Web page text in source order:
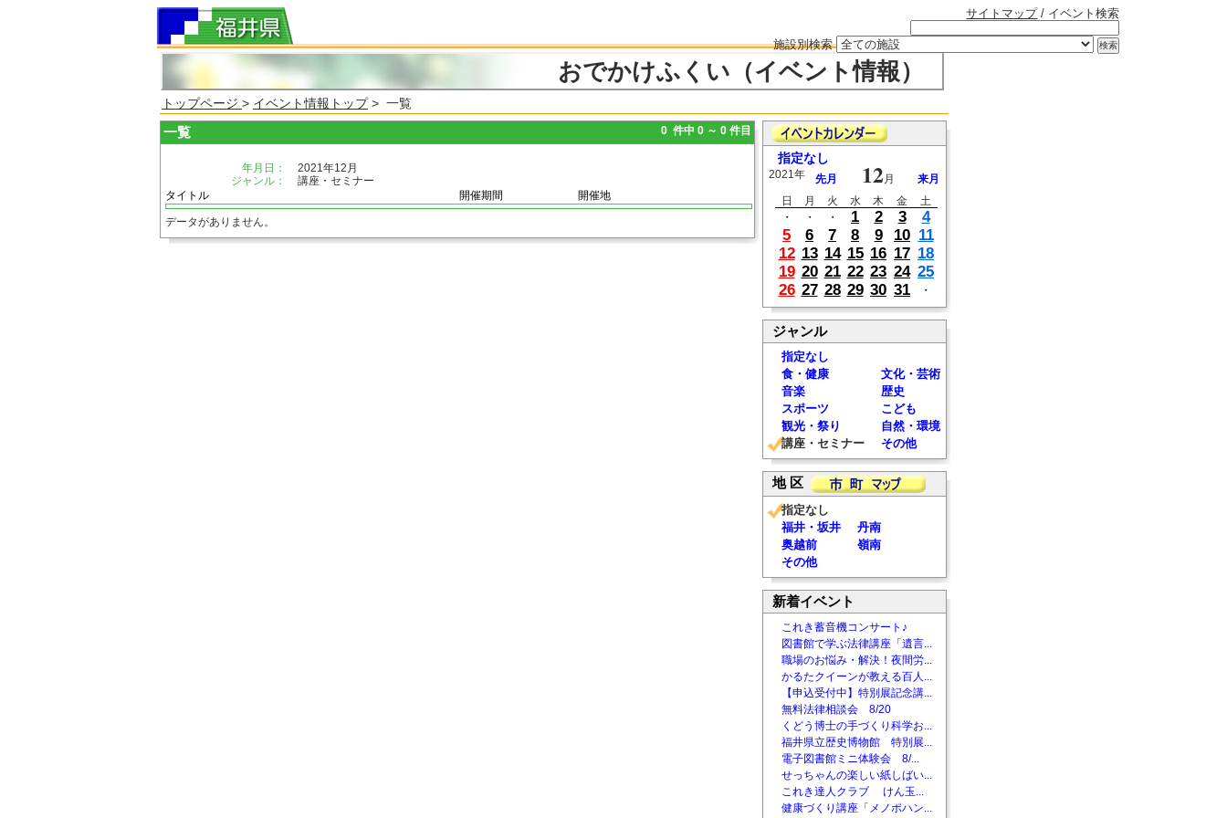
サイトマップ/ イベント検索
施設別検索
おでかけふくい（イベント情報）
トップページ > イベント情報トップ> 一覧
一覧 0 件中 0 ～ 0 件目
年月日：
2021年12月
ジャンル：
講座・セミナー
タイトル
開催期間 開催地
データがありません。
指定なし
2021年 先月 12月
来月
日
月 火 水 木 金
土
・
・ ・ 1 2 3
4
5
6 7 8 9 10 11
12 13 14 15 16 17 18
19 20 21 22 23 24 25
26 27 28 29 30 31 ・
ジャンル
指定なし
食・健康
文化・芸術
音楽
歴史
スポーツ
こども
観光・祭り
自然・環境
講座・セミナー
その他
地 区
指定なし
福井・坂井
丹南
奥越前
嶺南
その他
新着イベント
これき蓄音機コンサート♪
図書館で学ぶ法律講座「遺言...
職場のお悩み・解決！夜間労...
かるたクイーンが教える百人...
【申込受付中】特別展記念講...
無料法律相談会 8/20
くどう博士の手づくり科学お...
福井県立歴史博物館 特別展...
電子図書館ミニ体験会 8/...
せっちゃんの楽しい紙しばい...
これき達人クラブ けん玉...
健康づくり講座「メノポハン...